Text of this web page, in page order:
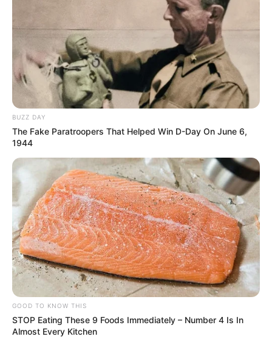
ΤΑΥΤΟΤΗΤΑ ΚΑΙ ΕΠΙΚΟΙΝΩΝΙΑ
BUZZ DAY
The Fake Paratroopers That Helped Win D-Day On June 6,
1944
GOOD TO KNOW THIS
STOP Eating These 9 Foods Immediately – Number 4 Is In
Almost Every Kitchen